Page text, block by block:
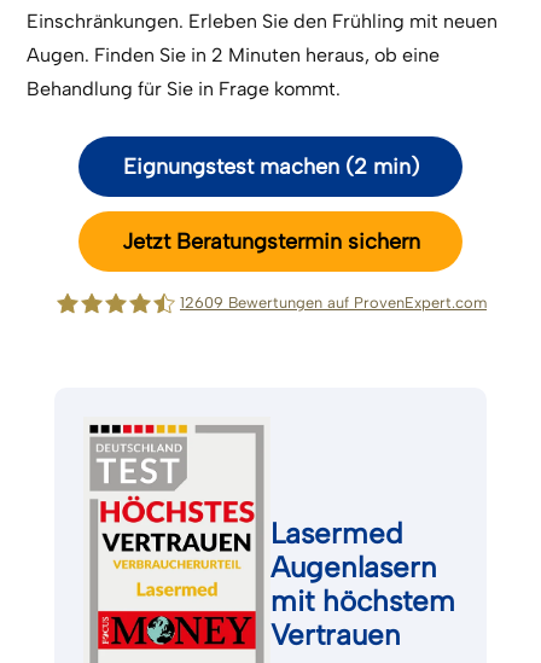
Einschränkungen. Erleben Sie den Frühling mit neuen
Augen. Finden Sie in 2 Minuten heraus, ob eine
Behandlung für Sie in Frage kommt.
Eignungstest machen (2 min)
Jetzt Beratungstermin sichern
12609 Bewertungen auf ProvenExpert.com
Lasermed
Augenlasern
mit höchstem
Vertrauen